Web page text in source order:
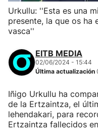
Urkullu: ''Esta es una
presente, la que os ha
vasca''
EITB MEDIA
02/06/2024 - 15:44
Última actualización
Iñigo Urkullu ha
de la Ertzaintza, el
lehendakari, para
Ertzaintza fallecidos